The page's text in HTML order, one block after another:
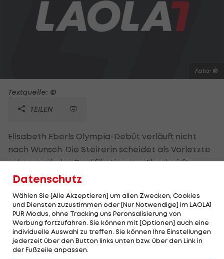
Foto: ©
Textquelle: ©
TEILEN
Elisabeth Eberls Olympia-Debüt verläuft nicht
nach Wunsch. Die Steirerin scheidet als Vorletzte
schon nach der Qualifikation aus. Eberl wirft
zweimal ungültig und kommt im letzten Versuch
mindestens 63 Meter nötig gewesen. Aus Eberls
Gruppe ziehen Barbora Spotakova (CZE),
Christina Obergföll, Linda Stahl (beide GER) und
Martina Ratej (SLO) in das Finale, das am
Donnerstag angesetzt ist, ein.
Datenschutz
Wählen Sie [Alle Akzeptieren] um allen Zwecken, Cookies
und Diensten zuzustimmen oder [Nur Notwendige] im LAOLA1
PUR Modus, ohne Tracking uns Peronsalisierung von
Werbung fortzufahren. Sie können mit [Optionen] auch eine
individuelle Auswahl zu treffen. Sie können Ihre Einstellungen
jederzeit über den Button links unten bzw. über den Link in
der Fußzeile anpassen.